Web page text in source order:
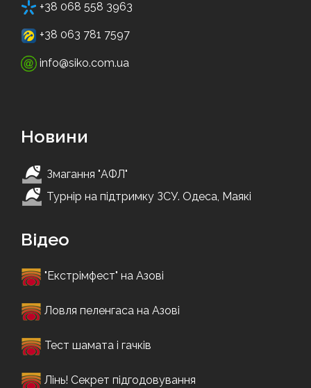
+38 068 558 3963
+38 063 781 7597
info@siko.com.ua
Новини
Змагання "АФЛ"
Турнір на підтримку ЗСУ. Одеса, Маякі
Відео
"Екстрімфест" на Азові
Ловля пеленгаса на Азові
Тест шамата і гачків
Лінь! Секрет підгодовування